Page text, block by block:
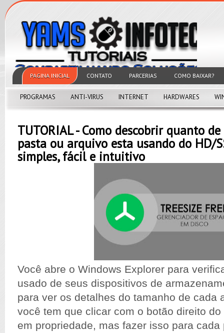
PAGINA INICIAL CONTATO PARCERIAS COMO BAIXAR?
PROGRAMAS ANTI-VIRUS INTERNET HARDWARES
TUTORIAL - Como descobrir quanto
pasta ou arquivo esta usando do HD/
simples, fácil e intuitivo
Você abre o Windows Explorer para
usado de seus dispositivos de
para ver os detalhes do tamanho de cada
você tem que clicar com o botão direito
em propriedade, mas fazer isso para